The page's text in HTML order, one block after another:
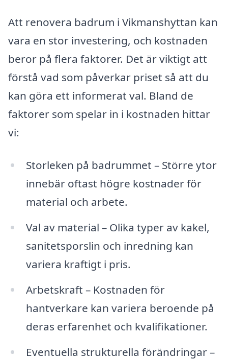
Att renovera badrum i Vikmanshyttan kan
vara en stor investering, och kostnaden
beror på flera faktorer. Det är viktigt att
förstå vad som påverkar priset så att du
kan göra ett informerat val. Bland de
faktorer som spelar in i kostnaden hittar
vi:
Storleken på badrummet – Större ytor
innebär oftast högre kostnader för
material och arbete.
Val av material – Olika typer av kakel,
sanitetsporslin och inredning kan
variera kraftigt i pris.
Arbetskraft – Kostnaden för
hantverkare kan variera beroende på
deras erfarenhet och kvalifikationer.
Eventuella strukturella förändringar –